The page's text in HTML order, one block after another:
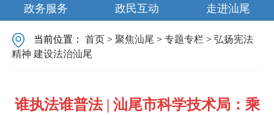
政务服务
政民互动 走进汕尾
当前位置：首页 >聚焦汕尾 >专题专栏 >弘扬宪法
精神 建设法治汕尾
谁执法谁普法 | 汕尾市科学技术局：乘